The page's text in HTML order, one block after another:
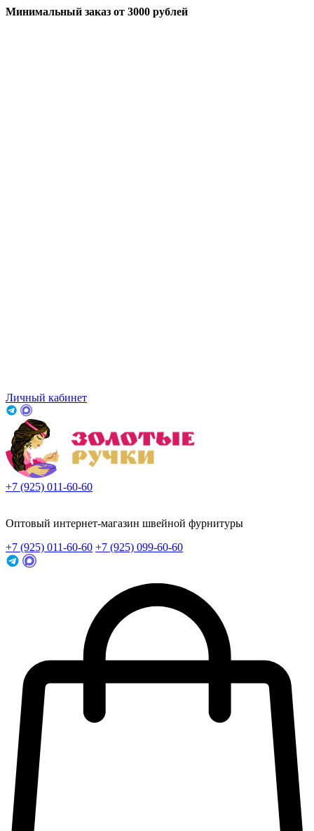
Минимальный заказ от 3000 рублей
Личный кабинет
+7 (925) 011-60-60
Оптовый интернет-магазин швейной фурнитуры
+7 (925) 011-60-60 +7 (925) 099-60-60